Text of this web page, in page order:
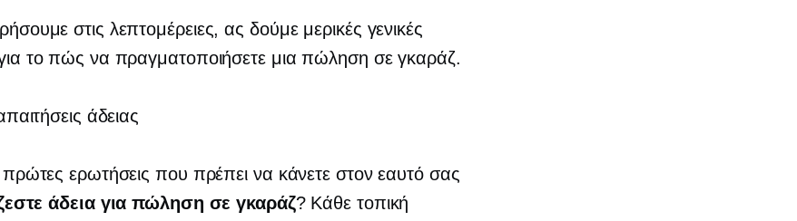
στις λεπτομέρειες, ας δούμε μερικές γενικές
το πώς να πραγματοποιήσετε μια πώληση σε γκαράζ.
άδειας
ερωτήσεις που πρέπει να κάνετε στον εαυτό σας
άδεια για πώληση σε γκαράζ? Κάθε τοπική